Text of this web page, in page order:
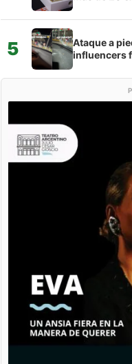
5
Ataque a
influencers